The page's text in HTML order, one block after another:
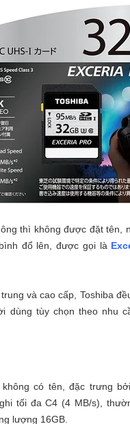
thì không được đặt tên,
đổ lên, được gọi là
và cao cấp, Toshiba
dùng tùy chọn theo nhu
không có tên, đặc trưng
tối đa C4 (4 MB/s),
lượng 16GB.